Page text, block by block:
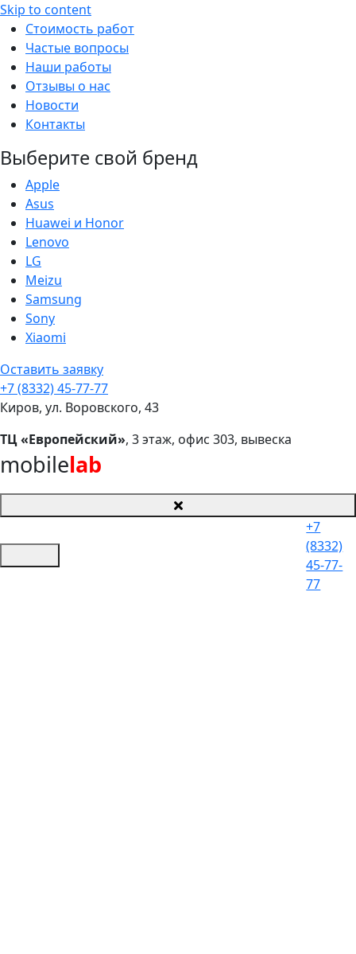
Skip to content
Стоимость работ
Частые вопросы
Наши работы
Отзывы о нас
Новости
Контакты
Выберите свой бренд
Apple
Asus
Huawei и Honor
Lenovo
LG
Meizu
Samsung
Sony
Xiaomi
Оставить заявку
+7 (8332) 45-77-77
Киров, ул. Воровского, 43
ТЦ «Европейский», 3 этаж, офис 303, вывеска
mobilelab
+7
(8332)
45-77-
77